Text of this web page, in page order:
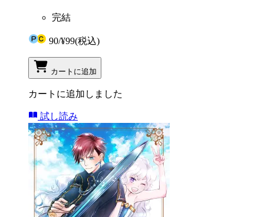
完結
90/¥99(税込)
カートに追加
カートに追加しました
試し読み